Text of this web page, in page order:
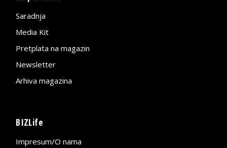
Saradnja
Media Kit
Pretplata na magazin
Newsletter
Arhiva magazina
BIZLife
Impresum/O nama